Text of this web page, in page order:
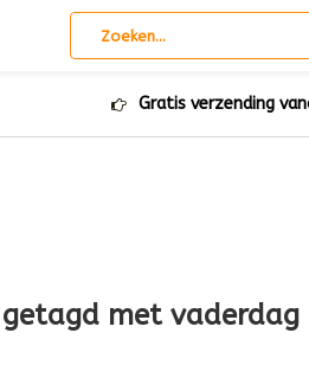
Gratis verzending
met vaderdag